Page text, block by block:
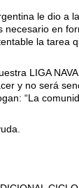
le dio a
en
la tarea
LIGA
y no será
“La